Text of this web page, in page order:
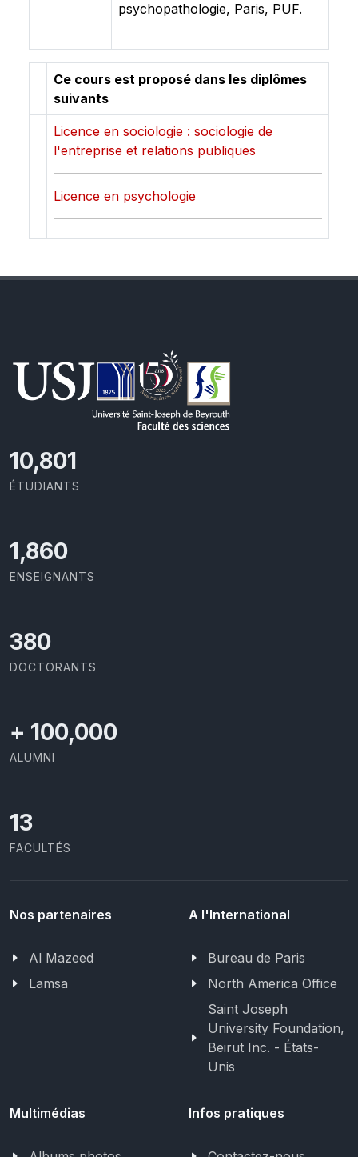
psychopathologie, Paris, PUF.
Ce cours est proposé dans les diplômes
suivants
Licence en sociologie : sociologie de
l'entreprise et relations publiques
Licence en psychologie
11,418
ÉTUDIANTS
2,029
ENSEIGNANTS
414
DOCTORANTS
+ 100,000
ALUMNI
13
FACULTÉS
Nos partenaires
Al Mazeed
Lamsa
A l'International
Bureau de Paris
North America Office
Saint Joseph
University Foundation,
Beirut Inc. - États-
Unis
Multimédias Infos pratiques